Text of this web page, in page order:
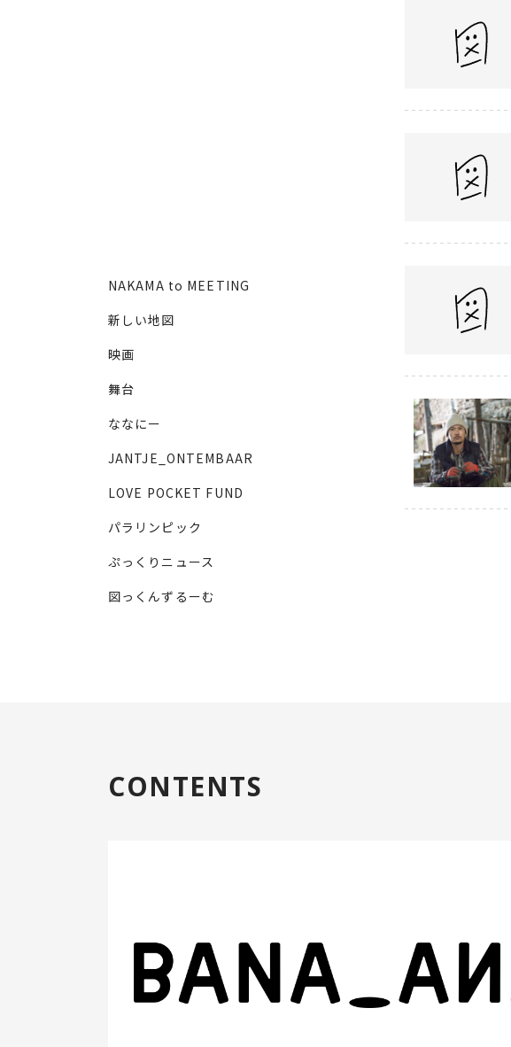
NAKAMA to MEETING
新しい地図
映画
舞台
ななにー
JANTJE_ONTEMBAAR
LOVE POCKET FUND
パラリンピック
ぷっくりニュース
図っくんずるーむ
CONTENTS